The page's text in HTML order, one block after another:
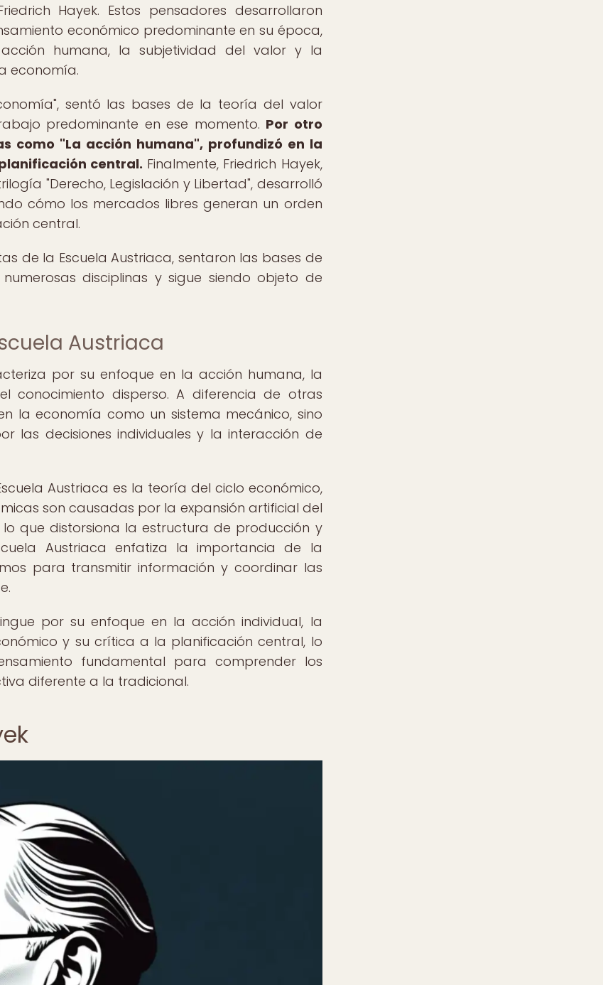
Hayek. Estos pensadores desarrollaron
económico predominante en su época,
humana, la subjetividad del valor y la
economía.
sentó las bases de la teoría del valor
predominante en ese momento. Por otro
como "La acción humana", profundizó en la
central. Finalmente, Friedrich Hayek,
"Derecho, Legislación y Libertad", desarrolló
cómo los mercados libres generan un orden
central.
de la Escuela Austriaca, sentaron las bases de
disciplinas y sigue siendo objeto de
Austriaca
por su enfoque en la acción humana, la
conocimiento disperso. A diferencia de otras
la economía como un sistema mecánico, sino
las decisiones individuales y la interacción de
Austriaca es la teoría del ciclo económico,
son causadas por la expansión artificial del
que distorsiona la estructura de producción y
Austriaca enfatiza la importancia de la
para transmitir información y coordinar las
por su enfoque en la acción individual, la
y su crítica a la planificación central, lo
fundamental para comprender los
diferente a la tradicional.